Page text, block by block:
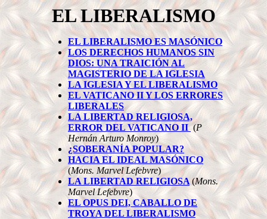
EL LIBERALISMO
EL LIBERALISMO ES MASÓNICO
LOS DERECHOS HUMANOS SIN
DIOS: UNA TRAICIÓN AL
MAGISTERIO DE LA IGLESIA
LA IGLESIA Y EL LIBERALISMO
EL VATICANO II Y LOS ERRORES
LIBERALES
LA LIBERTAD RELIGIOSA,
ERROR DEL VATICANO II (P
Hernán Arturo Monroy)
¿SOBERANÍA POPULAR?
HACIA EL IDEAL MASÓNICO
(Mons. Marvel Lefebvre)
LA LIBERTAD RELIGIOSA (Mons.
Marvel Lefebvre)
EL OPUS DEI, CABALLO DE
TROYA DEL LIBERALISMO